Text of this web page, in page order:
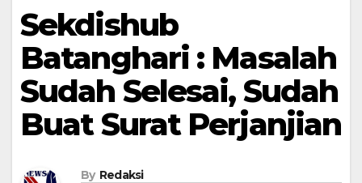
Sekdishub
Batanghari : Masalah
Sudah Selesai, Sudah
Buat Surat Perjanjian
By Redaksi